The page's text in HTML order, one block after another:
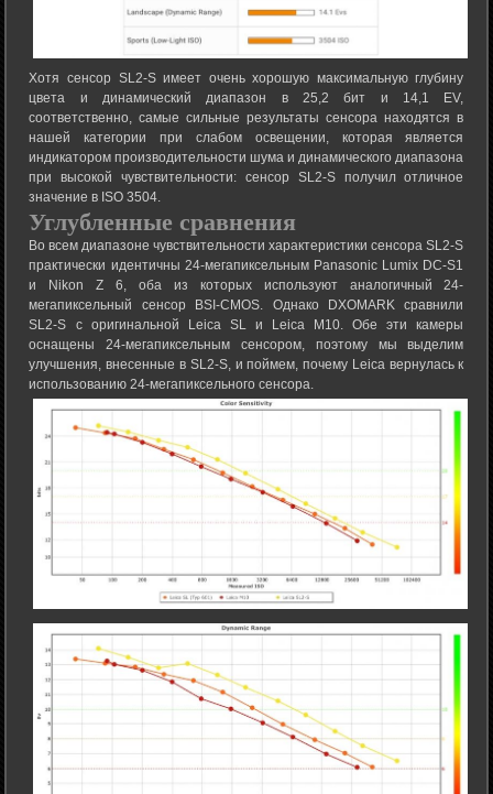
Хотя сенсор SL2-S имеет очень хорошую максимальную глубину
цвета и динамический диапазон в 25,2 бит и 14,1 EV,
соответственно, самые сильные результаты сенсора находятся в
нашей категории при слабом освещении, которая является
индикатором производительности шума и динамического диапазона
при высокой чувствительности: сенсор SL2-S получил отличное
значение в ISO 3504.
Углубленные сравнения
Во всем диапазоне чувствительности характеристики сенсора SL2-S
практически идентичны 24-мегапиксельным Panasonic Lumix DC-S1
и Nikon Z 6, оба из которых используют аналогичный 24-
мегапиксельный сенсор BSI-CMOS. Однако DXOMARK сравнили
SL2-S с оригинальной Leica SL и Leica M10. Обе эти камеры
оснащены 24-мегапиксельным сенсором, поэтому мы выделим
улучшения, внесенные в SL2-S, и поймем, почему Leica вернулась к
использованию 24-мегапиксельного сенсора.